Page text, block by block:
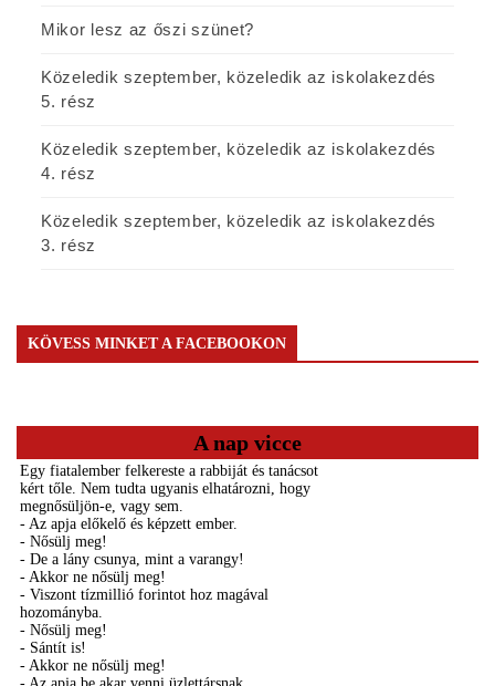
Mikor lesz az őszi szünet?
Közeledik szeptember, közeledik az iskolakezdés
5. rész
Közeledik szeptember, közeledik az iskolakezdés
4. rész
Közeledik szeptember, közeledik az iskolakezdés
3. rész
KÖVESS MINKET A FACEBOOKON
A nap vicce